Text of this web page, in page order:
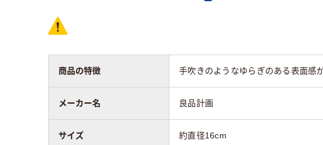
商品の特徴 手吹きのようなゆらぎのある表面感が
メーカー名 良品計画
サイズ 約直径16cm